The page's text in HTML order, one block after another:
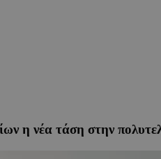
η νέα τάση στην